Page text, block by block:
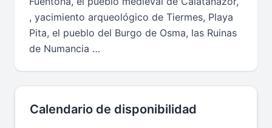
, yacimiento arqueológico de Tiermes, Playa
Pita, el pueblo del Burgo de Osma, las Ruinas
de Numancia …
Calendario de disponibilidad